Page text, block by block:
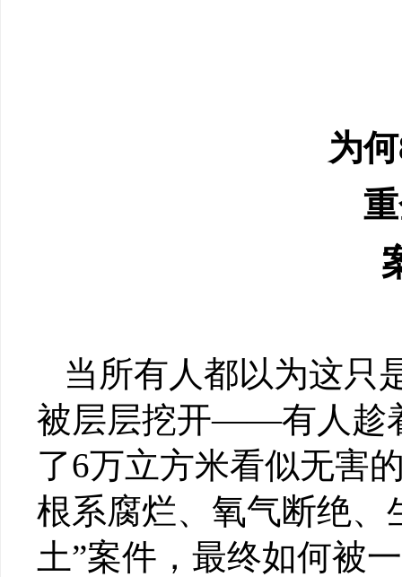
为
当所有人都以为这只
被层层挖开——有人趁
了6万立方米看似无害
根系腐烂、氧气断绝、
土”案件，最终如何被